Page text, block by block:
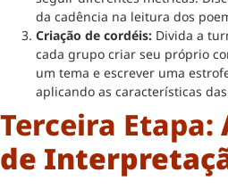
da cadência na leitura dos
Criação de cordéis: Divida a
cada grupo criar seu próprio
um tema e escrever uma
aplicando as características
Terceira Etapa:
de